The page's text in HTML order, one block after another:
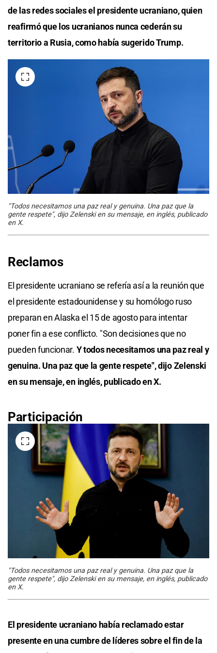
de las redes sociales el presidente ucraniano, quien
reafirmó que los ucranianos nunca cederán su
territorio a Rusia, como había sugerido Trump.
"Todos necesitamos una paz real y genuina. Una paz que la
gente respete", dijo Zelenski en su mensaje, en inglés, publicado
en X.
Reclamos
El presidente ucraniano se refería así a la reunión que
el presidente estadounidense y su homólogo ruso
preparan en Alaska el 15 de agosto para intentar
poner fin a ese conflicto. "Son decisiones que no
pueden funcionar. Y todos necesitamos una paz real y
genuina. Una paz que la gente respete", dijo Zelenski
en su mensaje, en inglés, publicado en X.
Participación
"Todos necesitamos una paz real y genuina. Una paz que la
gente respete", dijo Zelenski en su mensaje, en inglés, publicado
en X.
El presidente ucraniano había reclamado estar
presente en una cumbre de líderes sobre el fin de la